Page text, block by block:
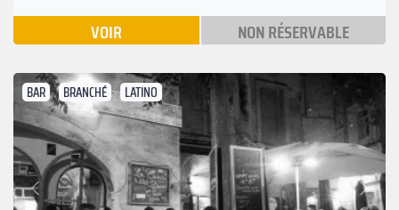
VOIR NON RÉSERVABLE
BAR BRANCHÉ LATINO
Précédent
Suivant